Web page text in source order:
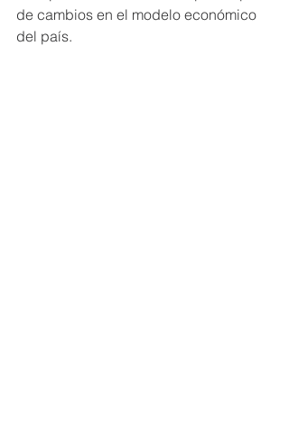
de cambios en el modelo económico
del país.